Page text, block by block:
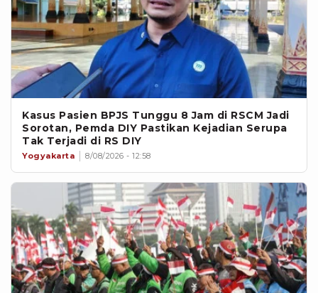
Kasus Pasien BPJS Tunggu 8 Jam di RSCM Jadi
Sorotan, Pemda DIY Pastikan Kejadian Serupa
Tak Terjadi di RS DIY
Yogyakarta 8/08/2026 - 12:58